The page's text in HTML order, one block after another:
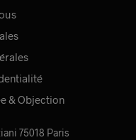
& Objection
75018 Paris